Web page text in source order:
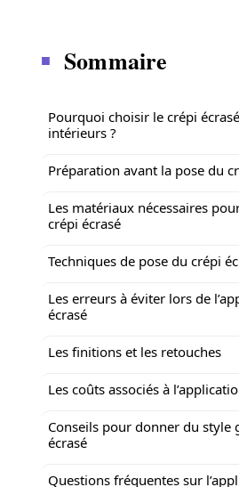
Sommaire
Pourquoi choisir le crépi
intérieurs ?
Préparation avant la pose du
Les matériaux nécessaires
crépi écrasé
Techniques de pose du crépi
Les erreurs à éviter lors de
écrasé
Les finitions et les retouches
Les coûts associés à
Conseils pour donner du style
écrasé
Questions fréquentes sur